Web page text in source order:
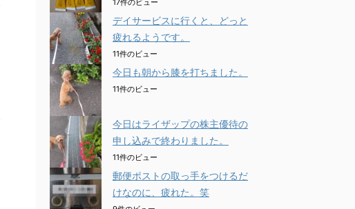
17件のビュー
デイサービスに行くと、どっと
疲れるようです。
11件のビュー
今日も朝から膝を打ちました。
11件のビュー
今日はライザップの株主優待の
申し込みで終わりました。
11件のビュー
郵便ポストの取っ手をつけるだ
けなのに、疲れた。笑